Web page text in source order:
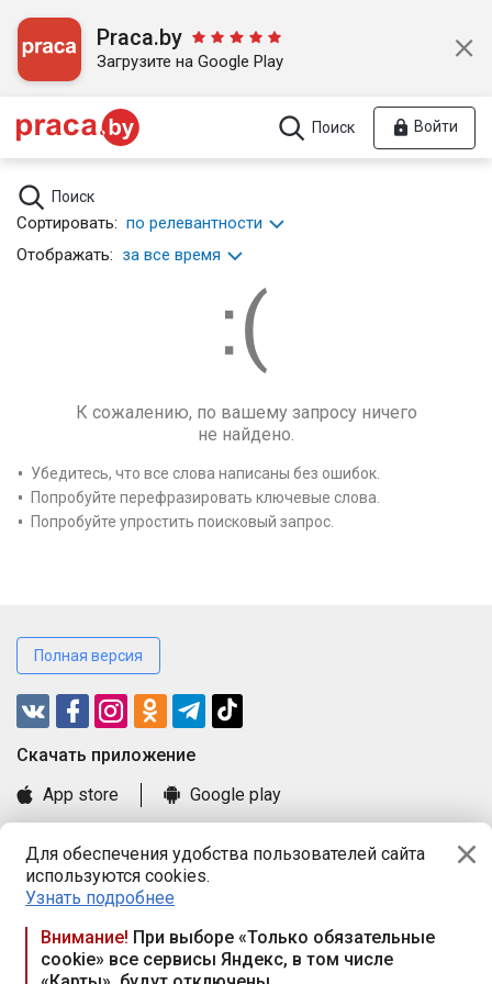
Для обеспечения удобства пользователей сайта
используются cookies.
Узнать подробнее
Внимание! При выборе «Только обязательные
cookie» все сервисы Яндекс, в том числе
Praca.by
Загрузите на Google Play
Поиск Войти
Поиск
Сортировать: по релевантности
Отображать: за все время
К сожалению, по вашему запросу ничего
не найдено.
Убедитесь, что все слова написаны без ошибок.
Попробуйте перефразировать ключевые слова.
Попробуйте упростить поисковый запрос.
Полная версия
Cкачать приложение
App store
Google play
Книга замечаний и предложений
Правила и документы
Praca.by © 2000—2026, ООО «ПРАЦА БАЙ»
Республика Беларусь, 220114, г. Минск, пр-т Независимости
117а, пом. № 9.